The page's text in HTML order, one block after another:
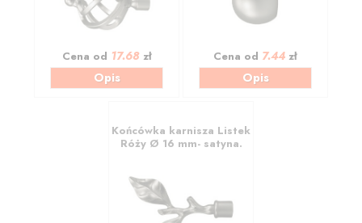
Cena od 17.68zł
Opis
Cena od 7.44 zł
Opis
Końcówka karnisza Listek
Róży Ø 16 mm- satyna.